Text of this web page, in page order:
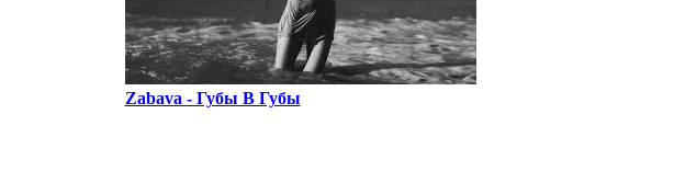
Zabava - Губы В Губы